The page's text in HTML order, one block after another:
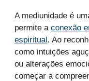
A mediunidade é
permite a conexão
espiritual. Ao
como intuições
ou alterações
começar a